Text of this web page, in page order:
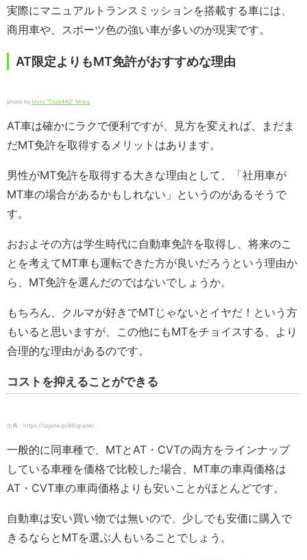
実際にマニュアルトランスミッションを搭載する車には、
商用車や、スポーツ色の強い車が多いのが現実です。
AT限定よりもMT免許がおすすめな理由
photo by Moto “Club4AG” Miwa
AT車は確かにラクで便利ですが、見方を変えれば、まだま
だMT免許を取得するメリットはあります。
男性がMT免許を取得する大きな理由として、「社用車が
MT車の場合があるかもしれない」というのがあるそうで
す。
おおよその方は学生時代に自動車免許を取得し、将来のこ
とを考えてMT車も運転できた方が良いだろうという理由か
ら、MT免許を選んだのではないでしょうか。
もちろん、クルマが好きでMTじゃないとイヤだ！という方
もいると思いますが、この他にもMTをチョイスする、より
合理的な理由があるのです。
コストを抑えることができる
出典：https://toyota.jp/86/grade/
一般的に同車種で、MTとAT・CVTの両方をラインナップ
している車種を価格で比較した場合、MT車の車両価格は
AT・CVT車の車両価格よりも安いことがほとんどです。
自動車は安い買い物では無いので、少しでも安価に購入で
きるならとMTを選ぶ人もいることでしょう。